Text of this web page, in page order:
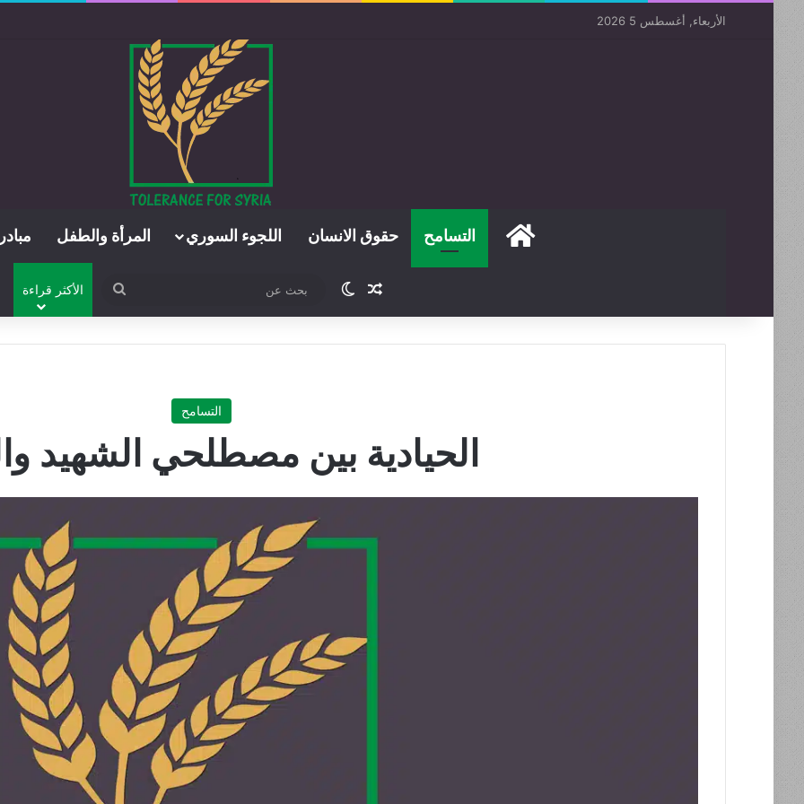
الأربعاء, أغسطس 5 2026
الصفحة الرئيسية
التسامح حقوق الانسان اللجوء السوري المرأة والطفل
مقال عشوائي
الوضع المظلم
بحث
عن
الأكثر قراءة
التسامح
الحيادية بين مصطلحي الشهيد